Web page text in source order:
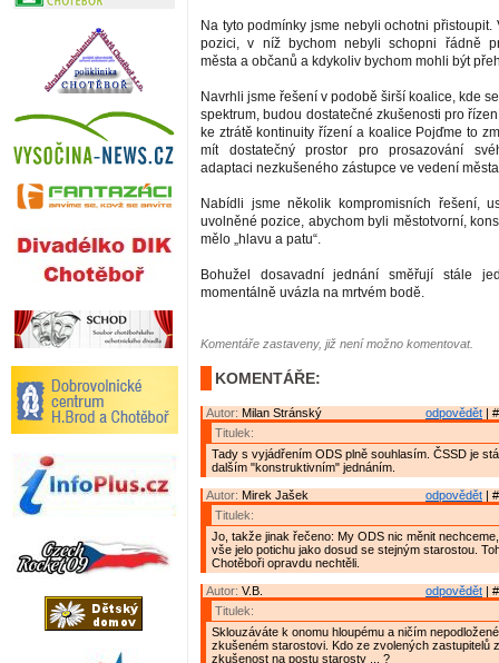
Na tyto podmínky jsme nebyli ochotni přistoupit.
pozici, v níž bychom nebyli schopni řádně
města a občanů a kdykoliv bychom mohli být
Navrhli jsme řešení v podobě širší koalice, kde
spektrum, budou dostatečné zkušenosti pro
ke ztrátě kontinuity řízení a koalice Pojďme to
mít dostatečný prostor pro prosazování
adaptaci nezkušeného zástupce ve vedení
Nabídli jsme několik kompromisních řešení,
uvolněné pozice, abychom byli městotvorní,
mělo „hlavu a patu“.
Bohužel dosavadní jednání směřují stále
momentálně uvázla na mrtvém bodě.
Komentáře zastaveny, již není možno komentovat.
KOMENTÁŘE:
odpovědět |
Autor: Milan Stránský
Titulek:
Tady s vyjádřením ODS plně souhlasím. ČSSD je
dalším "konstruktivním" jednáním.
odpovědět |
Autor: Mirek Jašek
Titulek:
Jo, takže jinak řečeno: My ODS nic měnit
vše jelo potichu jako dosud se stejným starostou.
Chotěboři opravdu nechtěli.
odpovědět |
Autor: V.B.
Titulek:
Sklouzáváte k onomu hloupému a ničím
zkušeném starostovi. Kdo ze zvolených zastupitelů
zkušenost na postu starosty ... ?